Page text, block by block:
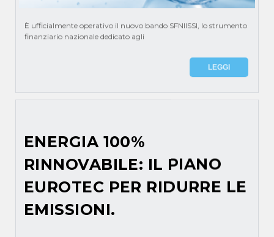
È ufficialmente operativo il nuovo bando SFNIISSI, lo strumento
finanziario nazionale dedicato agli
LEGGI
ENERGIA 100%
RINNOVABILE: IL PIANO
EUROTEC PER RIDURRE LE
EMISSIONI.